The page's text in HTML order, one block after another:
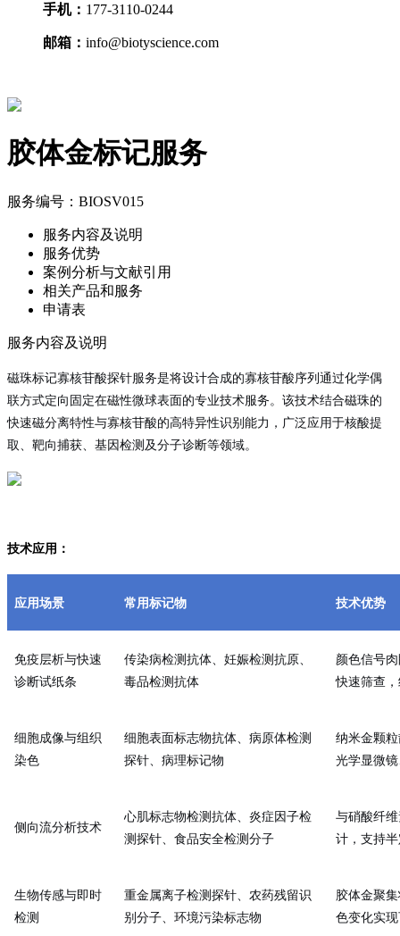
手机： 177-3110-0244
邮箱： info@biotyscience.com
胶体金标记服务
服务编号：BIOSV015
服务内容及说明
服务优势
案例分析与文献引用
相关产品和服务
申请表
服务内容及说明
磁珠标记寡核苷酸探针服务是将设计合成的寡核苷酸序列通过化学偶
联方式定向固定在磁性微球表面的专业技术服务。该技术结合磁珠的
快速磁分离特性与寡核苷酸的高特异性识别能力，广泛应用于核酸提
取、靶向捕获、基因检测及分子诊断等领域。
技术应用：
应用场景 常用标记物 技术优势
免疫层析与快速
诊断试纸条
传染病检测抗体、妊娠检测抗原、
毒品检测抗体
颜色信号
快速筛查
细胞成像与组织
染色
细胞表面标志物抗体、病原体检测
探针、病理标记物
纳米金颗
光学显微
侧向流分析技术
心肌标志物检测抗体、炎症因子检
测探针、食品安全检测分子
与硝酸纤
计，支持
生物传感与即时
检测
重金属离子检测探针、农药残留识
别分子、环境污染标志物
胶体金聚
色变化实